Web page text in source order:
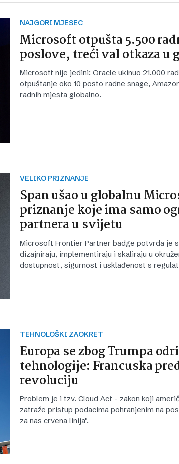
NAJGORI MJESEC
Microsoft otpušta 5.500
poslove, treći val otkaza u
Microsoft nije jedini: Oracle ukinuo 21.000
otpuštanje oko 10 posto radne snage,
radnih mjesta globalno.
VELIKO PRIZNANJE
Span ušao u globalnu
priznanje koje ima samo
partnera u svijetu
Microsoft Frontier Partner badge potvrda je
dizajniraju, implementiraju i skaliraju u
dostupnost, sigurnost i usklađenost s
TEHNOLOŠKI ZAOKRET
Europa se zbog Trumpa
tehnologije: Francuska
revoluciju
Problem je i tzv. Cloud Act - zakon koji
zatraže pristup podacima pohranjenim na
za nas crvena linija".